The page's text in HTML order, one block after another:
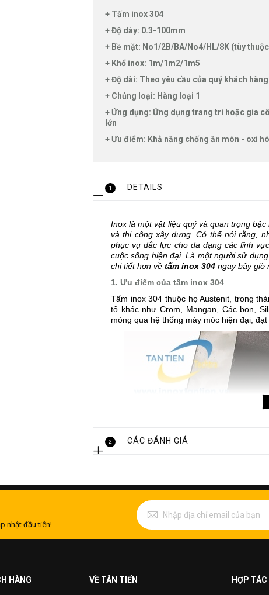
+ Tấm inox 304
+ Độ dày: 0.3-100mm
+ Bề mặt: No1/2B/BA/No4/HL/8K (tùy
+ Khổ inox: 1m/1m2/1m5
+ Độ dài: Theo yêu cầu của quý khách hàng
+ Chủng loại: Hàng loại 1
+ Ứng dụng: Ứng dụng trang trí hoặc gia
lớn
+ Ưu điểm: Khả năng chống ăn mòn - oxi
1 DETAILS
Inox là một vật liệu quý và quan trọng
và thi công xây dựng. Có thể nói rằng,
phục vụ đắc lực cho đa dạng các lĩnh
cuộc sống hiện đại. Là một người sử
chi tiết hơn về tấm inox 304 ngay bây giờ
1. Ưu điểm của tấm inox 304
Tấm inox 304 thuộc họ Austenit, trong
tố khác như Crom, Mangan, Các bon,
mỏng qua hệ thống máy móc hiện đại,
2 CÁC ĐÁNH GIÁ
nhật đầu tiên!
HÀNG VỀ TÂN TIẾN HỢP